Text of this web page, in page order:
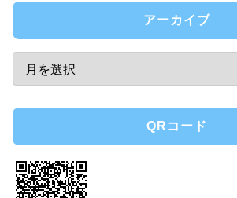
アーカイブ
QRコード